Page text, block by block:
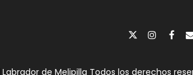
Labrador de Melipilla Todos los derechos